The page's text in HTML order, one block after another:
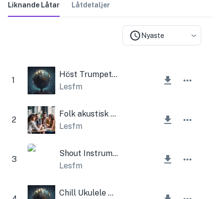
Liknande Låtar Låtdetaljer
Nyaste
1
Höst Trumpet Bakgrund Corporate
Lesfm
2
Folk akustisk munspel
Lesfm
3
Shout Instrumental
Lesfm
Chill Ukulele Och Akustisk Gitarr